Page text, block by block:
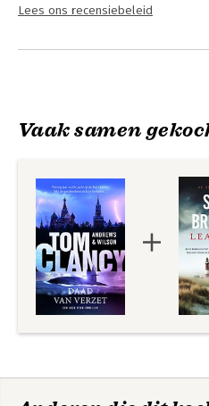
Lees ons recensiebeleid
Vaak samen